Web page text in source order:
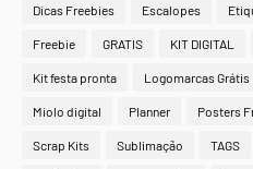
Dicas Freebies Escalopes
Freebie GRATIS KIT DIGITAL
Kit festa pronta Logomarcas Grátis
Miolo digital Planner Posters
Scrap Kits Sublimação TAGS